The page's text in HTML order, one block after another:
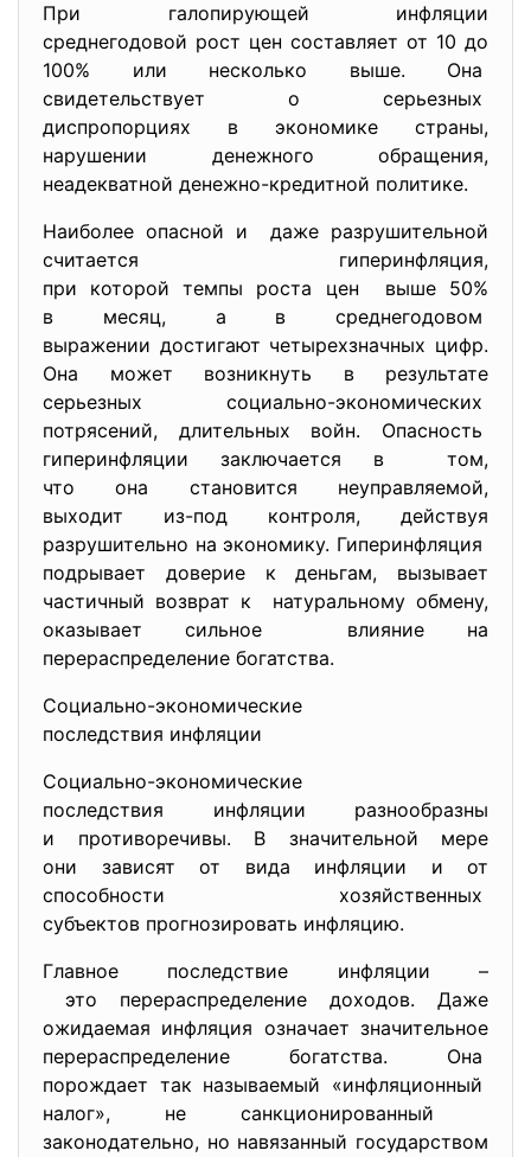
При галопирующей инфляции
среднегодовой рост цен составляет от 10 до
100% или несколько выше. Она
свидетельствует о серьезных
диспропорциях в экономике страны,
нарушении денежного обращения,
неадекватной денежно-кредитной политике.
Наиболее опасной и даже разрушительной
считается гиперинфляция,
при которой темпы роста цен выше 50%
в месяц, а в среднегодовом
выражении достигают четырехзначных цифр.
Она может возникнуть в результате
серьезных социально-экономических
потрясений, длительных войн. Опасность
гиперинфляции заключается в том,
что она становится неуправляемой,
выходит из-под контроля, действуя
разрушительно на экономику. Гиперинфляция
подрывает доверие к деньгам, вызывает
частичный возврат к натуральному обмену,
оказывает сильное влияние на
перераспределение богатства.
Социально-экономические
последствия инфляции
Социально-экономические
последствия инфляции разнообразны
и противоречивы. В значительной мере
они зависят от вида инфляции и от
способности хозяйственных
субъектов прогнозировать инфляцию.
Главное последствие инфляции –
это перераспределение доходов. Даже
ожидаемая инфляция означает значительное
перераспределение богатства. Она
порождает так называемый «инфляционный
налог», не санкционированный
законодательно, но навязанный государством